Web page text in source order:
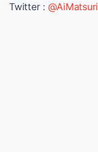
Twitter : @AiMatsuri